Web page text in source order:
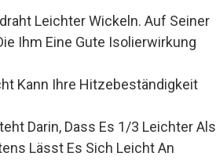
Leichter Wickeln. Auf Seiner
Ihm Eine Gute Isolierwirkung
Kann Ihre Hitzebeständigkeit
Darin, Dass Es 1/3 Leichter Als
Lässt Es Sich Leicht An